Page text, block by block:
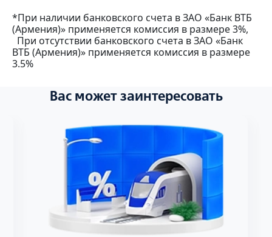
*При наличии банковского счета в ЗАО «Банк ВТБ
(Армения)» применяется комиссия в размере 3%,
При отсутствии банковского счета в ЗАО «Банк
ВТБ (Армения)» применяется комиссия в размере
3.5%
Вас может заинтересовать